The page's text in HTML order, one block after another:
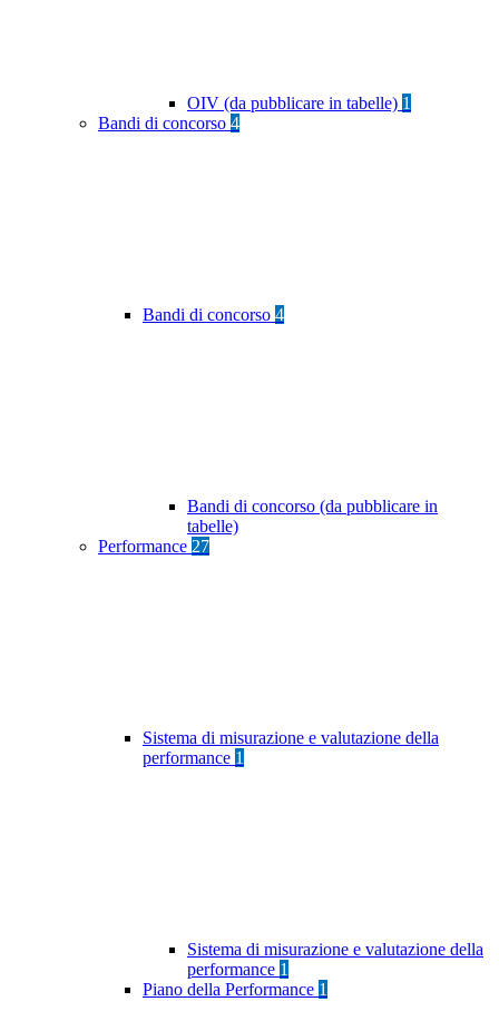
OIV (da pubblicare in tabelle) 1
Bandi di concorso 4
Bandi di concorso 4
Bandi di concorso (da pubblicare in
tabelle)
Performance 27
Sistema di misurazione e valutazione della
performance 1
Sistema di misurazione e valutazione della
performance 1
Piano della Performance 1